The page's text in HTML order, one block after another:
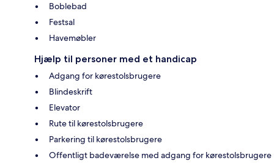
Boblebad
Festsal
Havemøbler
Hjælp til personer med et handicap
Adgang for kørestolsbrugere
Blindeskrift
Elevator
Rute til kørestolsbrugere
Parkering til kørestolsbrugere
Offentligt badeværelse med adgang for kørestolsbrugere